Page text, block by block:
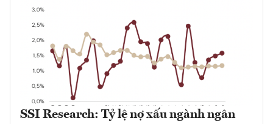
SSI Research: Tỷ lệ nợ xấu ngành ngân